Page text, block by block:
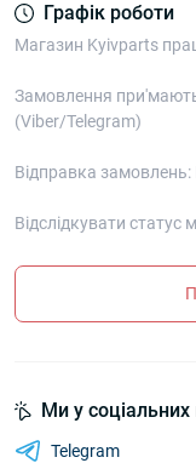
Графік роботи
Магазин Kyivparts
Замовлення
(Viber/Telegram)
Відправка
Відслідкувати
Ми у
Telegram